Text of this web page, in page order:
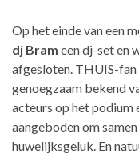
Op het einde van een
dj Bram een dj-set en
afgesloten. THUIS-
genoegzaam bekend
acteurs op het podium
aangeboden om
huwelijksgeluk. En